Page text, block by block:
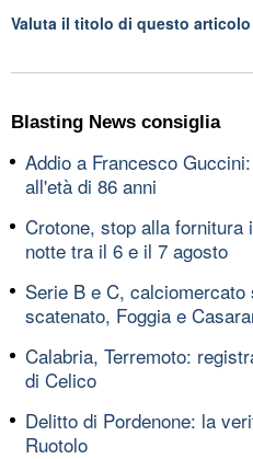
Valuta il titolo di questo articolo
Blasting News consiglia
Addio a Francesco
all'età di 86 anni
Crotone, stop alla
notte tra il 6 e il 7 agosto
Serie B e C,
scatenato, Foggia e
Calabria, Terremoto:
di Celico
Delitto di Pordenone: la
Ruotolo